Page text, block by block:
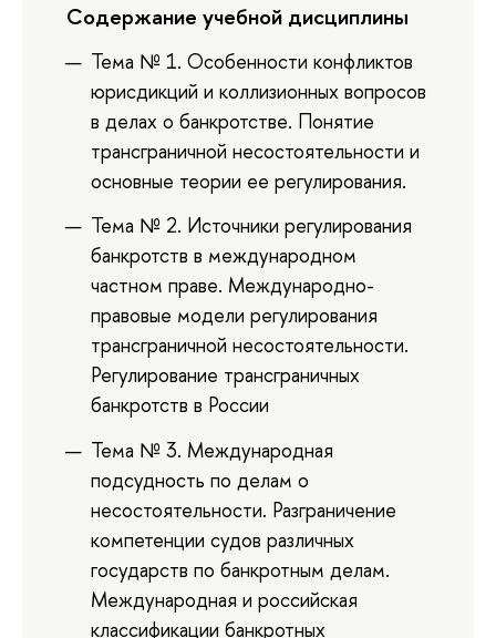
Содержание учебной дисциплины
Тема № 1. Особенности конфликтов
юрисдикций и коллизионных вопросов
в делах о банкротстве. Понятие
трансграничной несостоятельности и
основные теории ее регулирования.
Тема № 2. Источники регулирования
банкротств в международном
частном праве. Международно-
правовые модели регулирования
трансграничной несостоятельности.
Регулирование трансграничных
банкротств в России
Тема № 3. Международная
подсудность по делам о
несостоятельности. Разграничение
компетенции судов различных
государств по банкротным делам.
Международная и российская
классификации банкротных